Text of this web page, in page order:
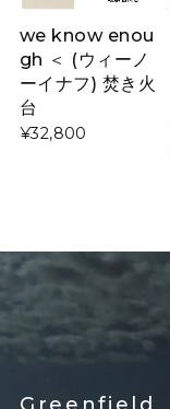
we know enou
gh ＜ (ウィーノ
ーイナフ) 焚き火
台
¥32,800
Greenfield